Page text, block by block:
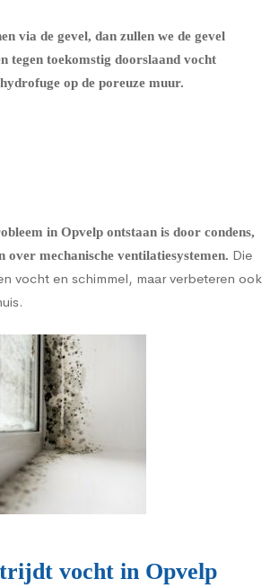
via de gevel, dan zullen we de gevel
tegen toekomstig doorslaand vocht
hydrofuge op de poreuze muur.
in Opvelp ontstaan is door condens,
over mechanische ventilatiesystemen. Die
vocht en schimmel, maar verbeteren ook
vocht in Opvelp